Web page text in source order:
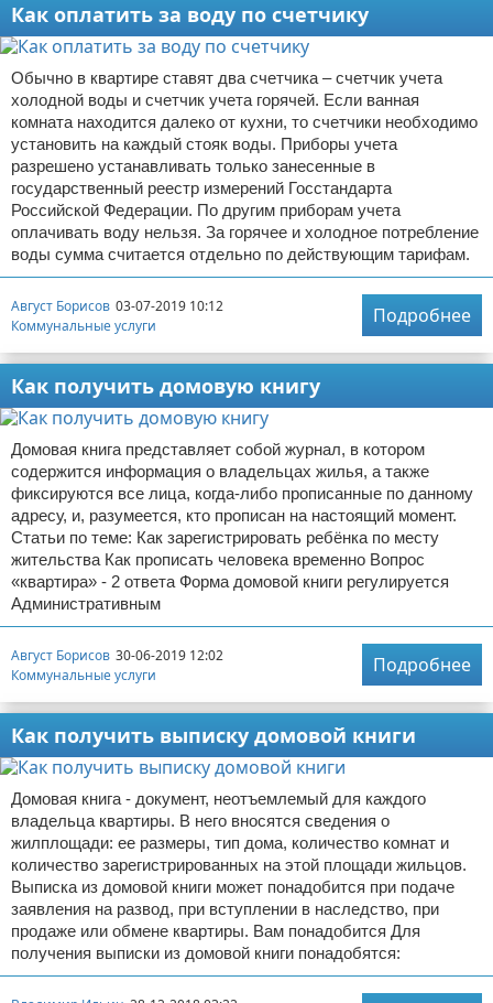
Как оплатить за воду по счетчику
Обычно в квартире ставят два счетчика – счетчик учета
холодной воды и счетчик учета горячей. Если ванная
комната находится далеко от кухни, то счетчики необходимо
установить на каждый стояк воды. Приборы учета
разрешено устанавливать только занесенные в
государственный реестр измерений Госстандарта
Российской Федерации. По другим приборам учета
оплачивать воду нельзя. За горячее и холодное потребление
воды сумма считается отдельно по действующим тарифам.
Август Борисов 03-07-2019 10:12
Коммунальные услуги
Подробнее
Как получить домовую книгу
Домовая книга представляет собой журнал, в котором
содержится информация о владельцах жилья, а также
фиксируются все лица, когда-либо прописанные по данному
адресу, и, разумеется, кто прописан на настоящий момент.
Статьи по теме: Как зарегистрировать ребёнка по месту
жительства Как прописать человека временно Вопрос
«квартира» - 2 ответа Форма домовой книги регулируется
Административным
Август Борисов 30-06-2019 12:02
Коммунальные услуги
Подробнее
Как получить выписку домовой книги
Домовая книга - документ, неотъемлемый для каждого
владельца квартиры. В него вносятся сведения о
жилплощади: ее размеры, тип дома, количество комнат и
количество зарегистрированных на этой площади жильцов.
Выписка из домовой книги может понадобится при подаче
заявления на развод, при вступлении в наследство, при
продаже или обмене квартиры. Вам понадобится Для
получения выписки из домовой книги понадобятся: